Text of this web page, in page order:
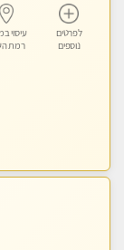
לפרטים
נוספים
עיסוי
רמת